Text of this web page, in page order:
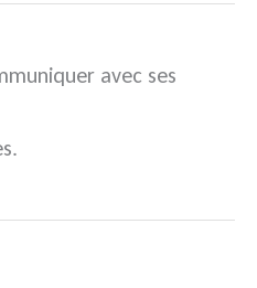
avec ses